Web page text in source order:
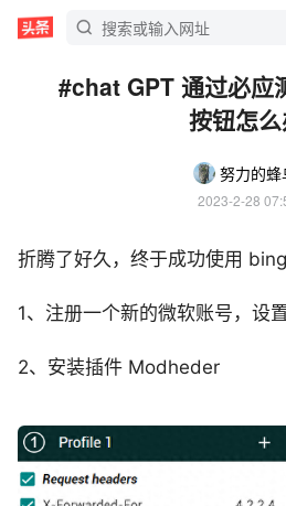
#chat GPT 通过必应
按钮怎
努力的蜂
2023-2-28
折腾了好久，终于成功使用
1、注册一个新的微软账号，设
2、安装插件 Modheder